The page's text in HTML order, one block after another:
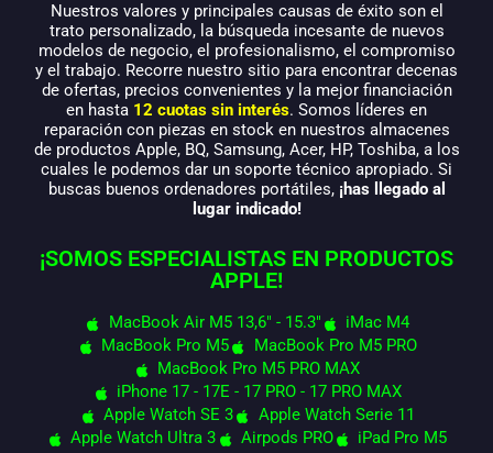
Nuestros valores y principales causas de éxito son el
trato personalizado, la búsqueda incesante de nuevos
modelos de negocio, el profesionalismo, el compromiso
y el trabajo. Recorre nuestro sitio para encontrar decenas
de ofertas, precios convenientes y la mejor financiación
en hasta 12 cuotas sin interés. Somos líderes en
reparación con piezas en stock en nuestros almacenes
de productos Apple, BQ, Samsung, Acer, HP, Toshiba, a los
cuales le podemos dar un soporte técnico apropiado. Si
buscas buenos ordenadores portátiles, ¡has llegado al
lugar indicado!
¡SOMOS ESPECIALISTAS EN PRODUCTOS
APPLE!
MacBook Air M5 13,6" - 15.3"
iMac M4
MacBook Pro M5
MacBook Pro M5 PRO
MacBook Pro M5 PRO MAX
iPhone 17 - 17E - 17 PRO - 17 PRO MAX
Apple Watch SE 3
Apple Watch Serie 11
Apple Watch Ultra 3
Airpods PRO
iPad Pro M5